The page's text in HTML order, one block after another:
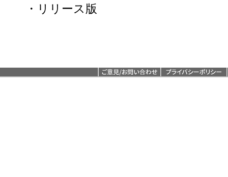
・リリース版